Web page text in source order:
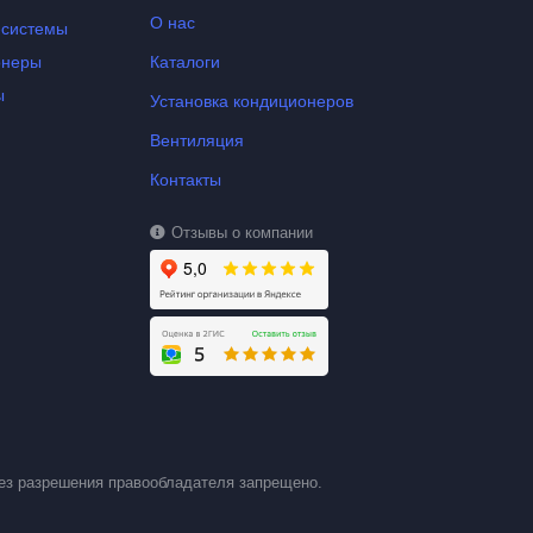
О нас
Каталоги
Установка кондиционеров
Вентиляция
Контакты
Отзывы о компании
разрешения правообладателя запрещено.